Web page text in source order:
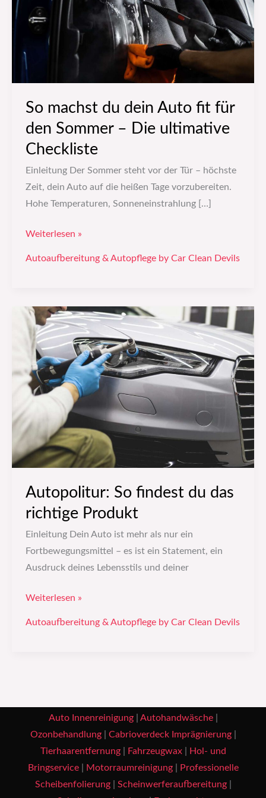
So machst du dein Auto fit für
den Sommer – Die ultimative
Checkliste
Einleitung Der Sommer steht vor der Tür – höchste
Zeit, dein Auto auf die heißen Tage vorzubereiten.
Hohe Temperaturen, Sonneneinstrahlung […]
für
Sommer
ultimative
Checkliste
Weiterlesen »
Autoaufbereitung & Autopflege by Car Clean Devils
Autopolitur: So findest du das
richtige Produkt
Einleitung Dein Auto ist mehr als nur ein
Fortbewegungsmittel – es ist ein Statement, ein
Ausdruck deines Lebensstils und deiner
Autopolitur:
So
findest
du
das
richtige
Weiterlesen »
Autoaufbereitung & Autopflege by Car Clean Devils
Auto Innenreinigung| Autohandwäsche|
Ozonbehandlung| Cabrioverdeck Imprägnierung|
Tierhaarentfernung| Fahrzeugwax|
Hol- und
Bringservice| Motorraumreinigung|
Professionelle
Scheibenfolierung| Scheinwerferaufbereitung|